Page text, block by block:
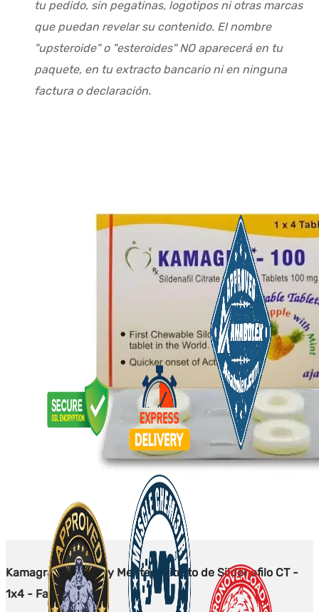
tu pedido, sin pegatinas, logotipos ni otras marcas
que puedan revelar su contenido. El nombre
"upsteroide" o "esteroides" NO aparecerá en tu
paquete, en tu extracto bancario ni en ninguna
factura o declaración.
Kamagra 100-Piña y Menta - Citrato de Sildenafilo CT -
1x4 - Farmacia-UE